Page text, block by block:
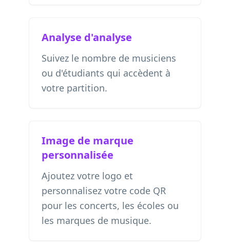
Analyse d'analyse
Suivez le nombre de musiciens
ou d'étudiants qui accèdent à
votre partition.
Image de marque
personnalisée
Ajoutez votre logo et
personnalisez votre code QR
pour les concerts, les écoles ou
les marques de musique.